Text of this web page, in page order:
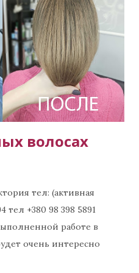
волосах
тел: (активная
тел +380 98 398 5891
работе в
очень интересно